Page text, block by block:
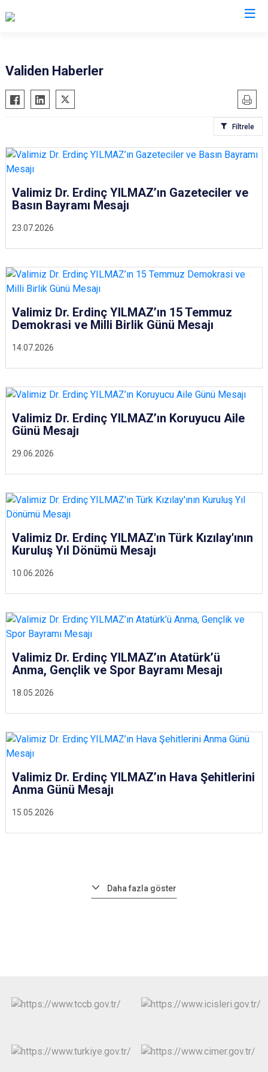
Validen Haberler
Filtrele
23.07.2026
Valimiz Dr. Erdinç YILMAZ’ın Gazeteciler ve
Basın Bayramı Mesajı
14.07.2026
Valimiz Dr. Erdinç YILMAZ’ın 15 Temmuz
Demokrasi ve Milli Birlik Günü Mesajı
29.06.2026
Valimiz Dr. Erdinç YILMAZ’ın Koruyucu Aile
Günü Mesajı
10.06.2026
Valimiz Dr. Erdinç YILMAZ'ın Türk Kızılay'ının
Kuruluş Yıl Dönümü Mesajı
18.05.2026
Valimiz Dr. Erdinç YILMAZ’ın Atatürk’ü
Anma, Gençlik ve Spor Bayramı Mesajı
15.05.2026
Valimiz Dr. Erdinç YILMAZ’ın Hava Şehitlerini
Anma Günü Mesajı
Daha fazla göster